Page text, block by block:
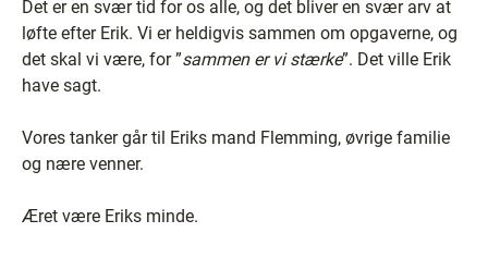
Det er en svær tid for os alle, og det bliver en svær arv at
løfte efter Erik. Vi er heldigvis sammen om opgaverne, og
det skal vi være, for ”sammen er vi stærke”. Det ville Erik
have sagt.
Vores tanker går til Eriks mand Flemming, øvrige familie
og nære venner.
Æret være Eriks minde.